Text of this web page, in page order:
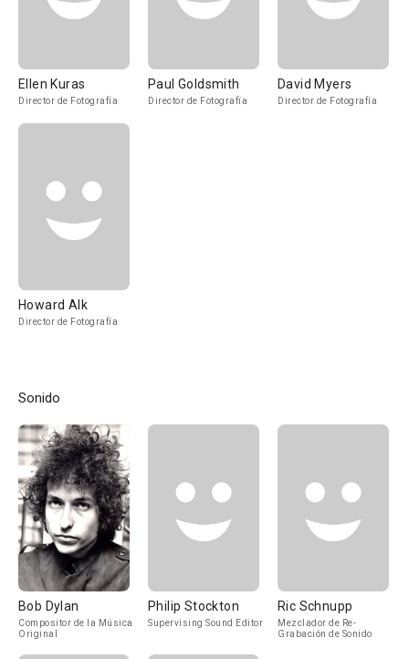
Ellen Kuras
Director de Fotografía
Paul Goldsmith
Director de Fotografía
David Myers
Director de Fotografía
Howard Alk
Director de Fotografía
Sonido
Bob Dylan
Compositor de la Música
Original
Philip Stockton
Supervising Sound Editor
Ric Schnupp
Mezclador de Re-
Grabación de Sonido